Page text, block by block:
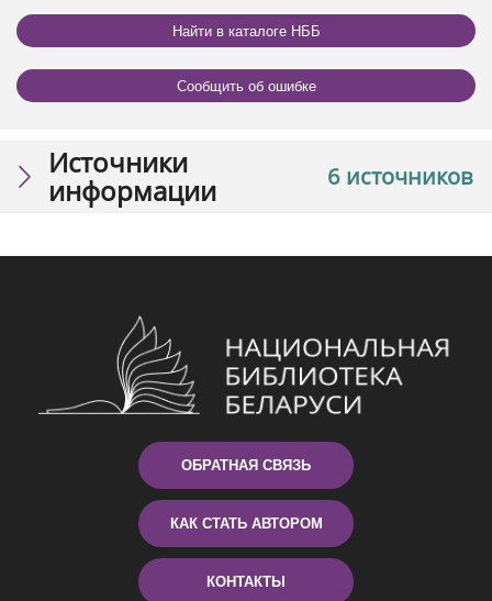
Найти в каталоге НББ
Сообщить об ошибке
6 источников
Источники
информации
ОБРАТНАЯ СВЯЗЬ
КАК СТАТЬ АВТОРОМ
КОНТАКТЫ